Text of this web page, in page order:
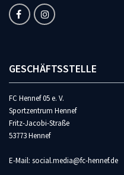
GESCHÄFTSSTELLE
FC Hennef 05 e. V.
Sportzentrum Hennef
Fritz-Jacobi-Straße
53773 Hennef
E-Mail: social.media@fc-hennef.de